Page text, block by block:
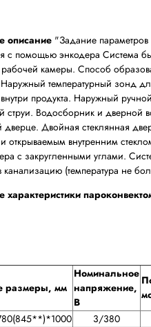
описание "Задание параметров
с помощью энкодера Система
камеры. Способ
температурный зонд
продукта. Наружный
струи. Водосборник и дверной
дверце. Двойная стеклянная
открываемым внутренним
с закругленными углами.
канализацию (температура не
характеристики
размеры, мм
Номинальное
напряжение,
В
3/380